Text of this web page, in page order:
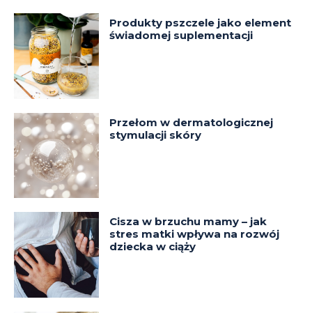
Produkty pszczele jako element
świadomej suplementacji
Przełom w dermatologicznej
stymulacji skóry
Cisza w brzuchu mamy – jak
stres matki wpływa na rozwój
dziecka w ciąży